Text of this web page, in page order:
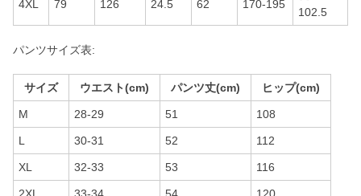
4XL 79 126 24.5 62 170-195
102.5
パンツサイズ表:
サイズ ウエスト(cm) パンツ丈(cm) ヒップ(cm)
M 28-29 51 108
L 30-31 52 112
XL 32-33 53 116